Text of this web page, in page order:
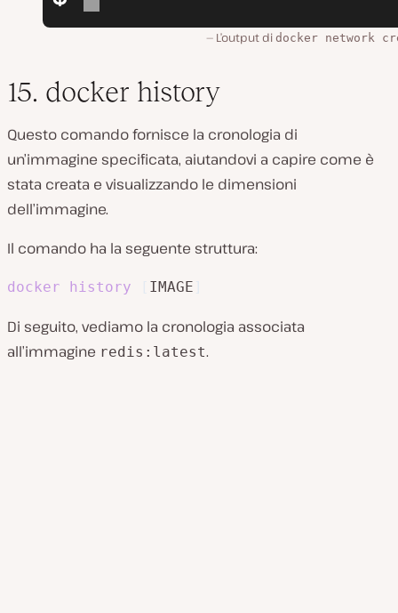
L’output di docker network
15. docker history
Questo comando fornisce la cronologia di
un’immagine specificata, aiutandovi a capire come è
stata creata e visualizzando le dimensioni
dell’immagine.
Il comando ha la seguente struttura:
docker history IMAGE
Di seguito, vediamo la cronologia associata
all’immagine redis:latest.